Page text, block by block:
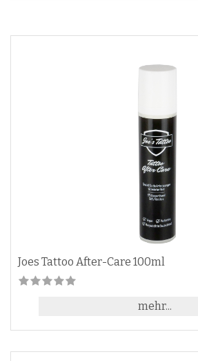
Joes Tattoo After-Care 100ml
mehr...